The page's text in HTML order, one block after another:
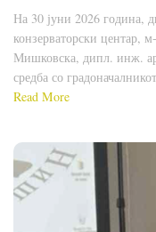
На 30 јуни 2026 година,
конзерваторски центар,
Мишковска, дипл. инж.
средба со
Read More